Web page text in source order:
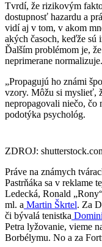
Tvrdí, že rizikovým
dostupnosť hazardu a
vidí aj v tom, v akom
akých časoch, keďže sú
Ďalším problémom je,
neprimerane normalizuje.
„Propagujú ho známi
vzory. Môžu si myslieť,
nepropagovali niečo, čo
podotýka psychológ.
ZDROJ:
Práve na známych
Pastrňáka sa v reklame
Ledecká, Ronald
ml. a Martin Škrtel. Za
či bývalá tenistka
Petra lyžovanie, vieme
Borbélymu. No a za